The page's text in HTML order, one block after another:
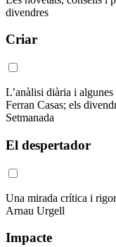
divendres
Criar
L’anàlisi diària i
Ferran Casas; els
Setmanada
El despertador
Una mirada crítica i
Arnau Urgell
Impacte